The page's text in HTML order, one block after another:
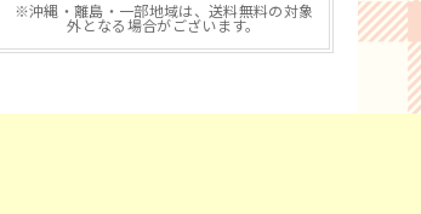
※沖縄・離島・一部地域は、送料無料の対象
外となる場合がございます。